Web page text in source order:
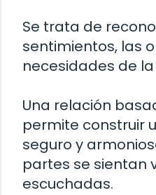
Se trata de
sentimientos, las
necesidades de
Una relación
permite construir
seguro y
partes se sientan
escuchadas.